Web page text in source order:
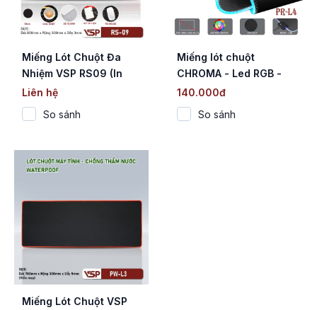
Miếng Lót Chuột Đa
Nhiệm VSP RS09 (In
Phím Tắt / Size Lớn
800x300mm / May
Viền)
Liên hệ
So sánh
Miếng lót chuột
CHROMA - Led RGB -
Full Box :
300x800x3mm - PR-
L4
140.000đ
So sánh
Miếng Lót Chuột VSP